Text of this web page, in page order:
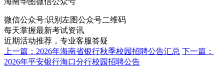
微信公众号:识别左图公众号二维码
每天掌握最新考试资讯
近期活动推荐，专业客服答疑
上一篇：2026年海南省银行秋季校园招聘公告汇总 下一篇：
2026年平安银行海口分行校园招聘公告